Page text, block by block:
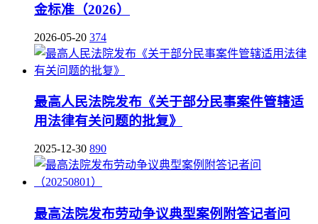
金标准（2026）
2026-05-20 374
最高人民法院发布《关于部分民事案件管辖适
用法律有关问题的批复》
2025-12-30 890
最高法院发布劳动争议典型案例附答记者问